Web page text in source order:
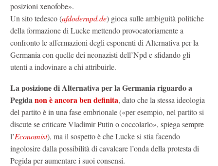
posizioni xenofobe».
Un sito tedesco (afdodernpd.de) gioca sulle ambiguità politiche
della formazione di Lucke mettendo provocatoriamente a
confronto le affermazioni degli esponenti di Alternativa per la
Germania con quelle dei neonazisti dell’Npd e sfidando gli
utenti a indovinare a chi attribuirle.
La posizione di Alternativa per la Germania riguardo a
Pegidanon è ancora ben definita, dato che la stessa ideologia
del partito è in una fase embrionale («per esempio, nel partito si
discute se criticare Vladimir Putin o coccolarlo», spiega sempre
l’Economist), ma il sospetto è che Lucke si stia facendo
ingolosire dalla possibilità di cavalcare l’onda della protesta di
Pegida per aumentare i suoi consensi.